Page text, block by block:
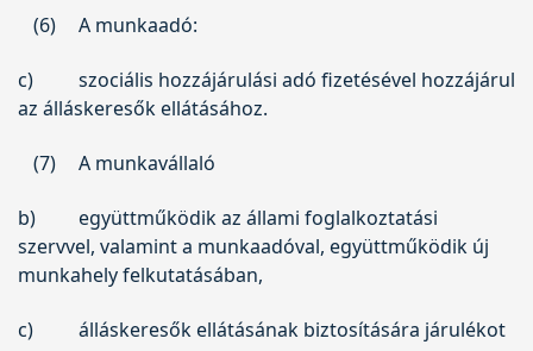
(6) A munkaadó:
c)
szociális hozzájárulási adó fizetésével hozzájárul
az álláskeresők ellátásához.
(7) A munkavállaló
b)
együttműködik az állami foglalkoztatási
szervvel, valamint a munkaadóval, együttműködik új
munkahely felkutatásában,
c)
álláskeresők ellátásának biztosítására járulékot